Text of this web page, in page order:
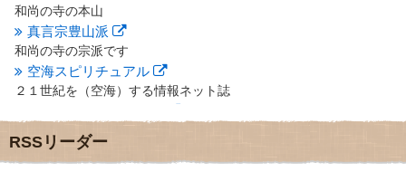
2012年5月(16)
2012年4月 (16)
2012年3月(17)
2012年2月(20)
2012年1月(25)
2011年11月(28)
2011年10月(31)
2011年9月(24)
和尚の寺の本山
真言宗豊山派
和尚の寺の宗派です
空海スピリチュアル
２１世紀を（空海）する情報ネット誌
地域のライターさんです
小豆島 圓満寺
RSSリーダー